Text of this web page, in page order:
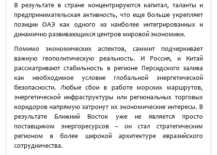
В результате в стране концентрируются капитал, таланты и
предпринимательская активность, что еще больше укрепляет
позиции ОАЭ как одного из наиболее интегрированных и
динамично развивающихся центров мировой экономики.
Помимо экономических аспектов, саммит подчеркивает
важную геополитическую реальность. И Россия, и Китай
рассматривают стабильность в регионе Персидского залива
как необходимое условие глобальной энергетической
безопасности. Любые сбои в работе морских маршрутов,
энергетической инфраструктуры или региональных торговых
коридоров напрямую затронут их экономические интересы. В
результате Ближний Восток уже не является просто
поставщиком энергоресурсов – он стал стратегическим
регионом в более широкой архитектуре евразийского
сотрудничества.